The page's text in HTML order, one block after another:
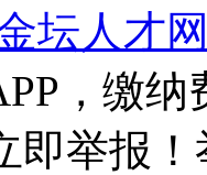
坛人才
，缴
即举报